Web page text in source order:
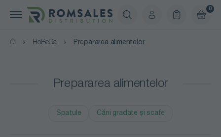
0
HoReCa Prepararea alimentelor
Prepararea alimentelor
Spatule Căni gradate și scafe